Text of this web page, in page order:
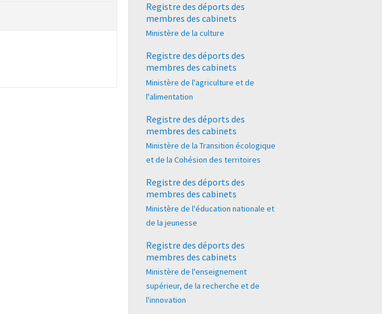
Registre des déports des
membres des cabinets
Ministère de la culture
Registre des déports des
membres des cabinets
Ministère de l'agriculture et de
l'alimentation
Registre des déports des
membres des cabinets
Ministère de la Transition écologique
et de la Cohésion des territoires
Registre des déports des
membres des cabinets
Ministère de l'éducation nationale et
de la jeunesse
Registre des déports des
membres des cabinets
Ministère de l'enseignement
supérieur, de la recherche et de
l'innovation